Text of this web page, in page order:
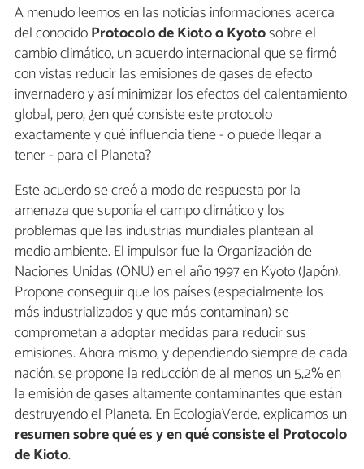
A menudo leemos en las noticias informaciones acerca
del conocidoProtocolo de Kioto o Kyotosobre el
cambio climático, un acuerdo internacional que se firmó
con vistas reducir las emisiones de gases de efecto
invernadero y así minimizar los efectos del calentamiento
global, pero, ¿en qué consiste este protocolo
exactamente y qué influencia tiene - o puede llegar a
tener - para el Planeta?
Este acuerdo se creó a modo de respuesta por la
amenaza que suponía el campo climático y los
problemas que las industrias mundiales plantean al
medio ambiente. El impulsor fue la Organización de
Naciones Unidas (ONU) en el año 1997 en Kyoto (Japón).
Propone conseguir que los países (especialmente los
más industrializados y que más contaminan) se
comprometan a adoptar medidas para reducir sus
emisiones. Ahora mismo, y dependiendo siempre de cada
nación, se propone la reducción de al menos un 5,2% en
la emisión de gases altamente contaminantes que están
destruyendo el Planeta. En EcologíaVerde, explicamos un
resumen sobre qué es y en qué consiste el Protocolo
de Kioto.